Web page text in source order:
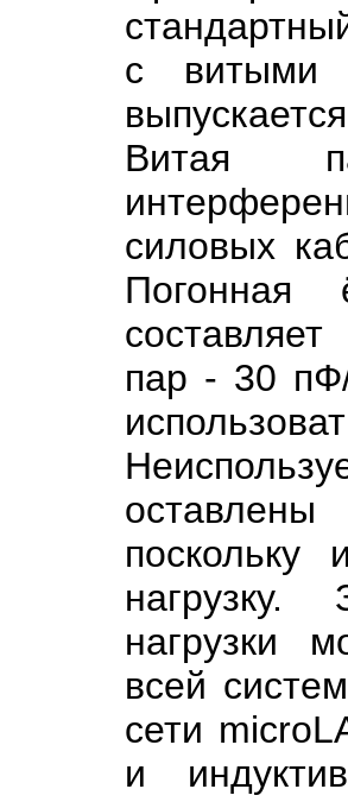
с витыми
Витая
силовых
Погонная
пар - 30
поскольку
нагрузку.
нагрузки
всей
сети
и